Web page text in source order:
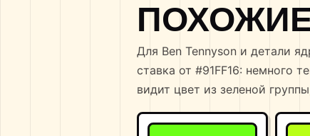
Для Ben Tennyson и детали
ставка от #91FF16: немного
видит цвет из зеленой